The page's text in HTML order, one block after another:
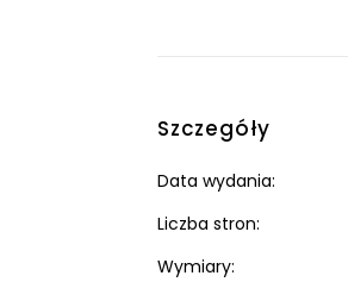
Szczegóły
Data wydania:
Liczba stron:
Wymiary: